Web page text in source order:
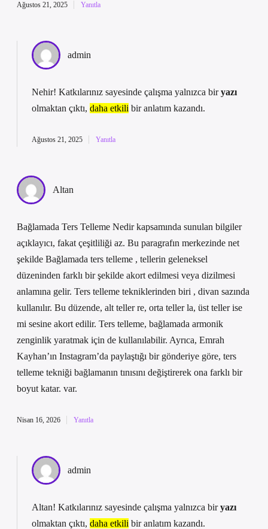
Ağustos 21, 2025 Yanıtla
admin
Nehir! Katkılarınız sayesinde çalışma yalnızca biryazı
olmaktan çıktı, daha etkili bir anlatım kazandı.
Ağustos 21, 2025 Yanıtla
Altan
Bağlamada Ters Telleme Nedir kapsamında sunulan bilgiler
açıklayıcı, fakat çeşitliliği az. Bu paragrafın merkezinde net
şekilde Bağlamada ters telleme , tellerin geleneksel
düzeninden farklı bir şekilde akort edilmesi veya dizilmesi
anlamına gelir. Ters telleme tekniklerinden biri , divan sazında
kullanılır. Bu düzende, alt teller re, orta teller la, üst teller ise
mi sesine akort edilir. Ters telleme, bağlamada armonik
zenginlik yaratmak için de kullanılabilir. Ayrıca, Emrah
Kayhan’ın Instagram’da paylaştığı bir gönderiye göre, ters
telleme tekniği bağlamanın tınısını değiştirerek ona farklı bir
boyut katar. var.
Nisan 16, 2026 Yanıtla
admin
Altan! Katkılarınız sayesinde çalışma yalnızca biryazı
olmaktan çıktı, daha etkili bir anlatım kazandı.